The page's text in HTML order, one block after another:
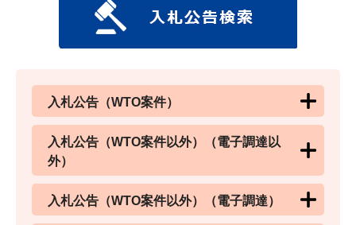
入札公告（WTO案件）
入札公告（WTO案件以外）（電子調達以
外）
入札公告（WTO案件以外）（電子調達）